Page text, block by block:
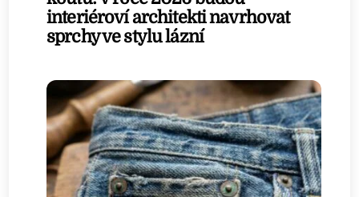
interiéroví architekti navrhovat
sprchy ve stylu lázní